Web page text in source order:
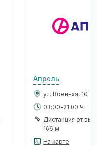
Апрель
ул. Военная, 10
08:00-21:00 Чт
Дистанция от
166 м
На карте